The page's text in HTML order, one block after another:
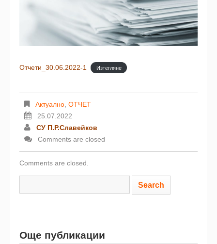
Отчети_30.06.2022-1 Изтегляне
Актуално ОТЧЕТ
25.07.2022
СУ П.Р.Славейков
Comments are closed
Comments are closed.
Още публикации